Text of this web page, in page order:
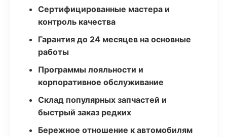
Сертифицированные мастера и
контроль качества
Гарантия до 24 месяцев на основные
работы
Программы лояльности и
корпоративное обслуживание
Склад популярных запчастей и
быстрый заказ редких
Бережное отношение к автомобилям